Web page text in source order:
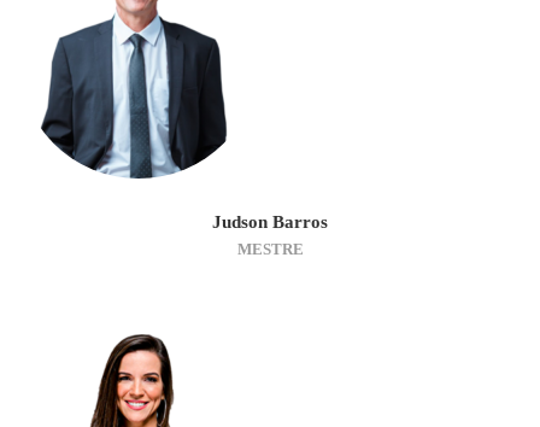
Judson Barros
MESTRE